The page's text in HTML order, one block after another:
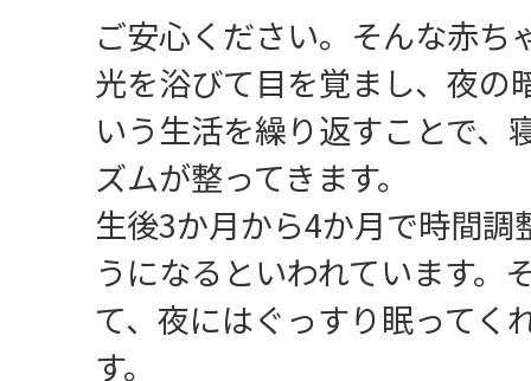
ご安心ください。そんな赤ち
光を浴びて目を覚まし、夜の
いう生活を繰り返すことで、
ズムが整ってきます。
生後3か月から4か月で時間調
うになるといわれています。
て、夜にはぐっすり眠ってく
す。